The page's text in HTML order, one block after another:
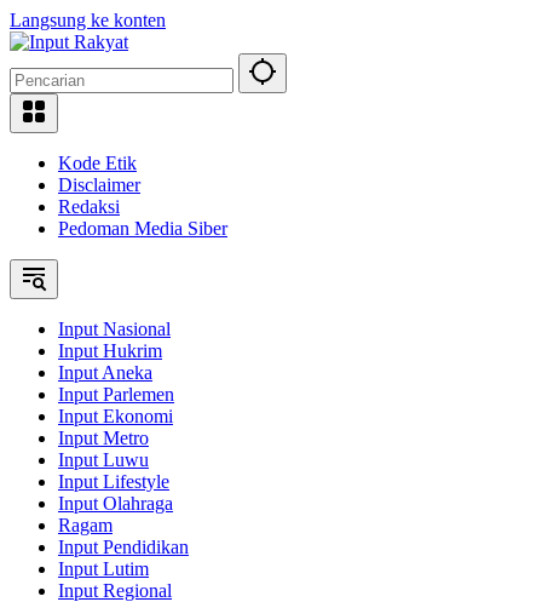
Langsung ke konten
Kode Etik
Disclaimer
Redaksi
Pedoman Media Siber
Input Nasional
Input Hukrim
Input Aneka
Input Parlemen
Input Ekonomi
Input Metro
Input Luwu
Input Lifestyle
Input Olahraga
Ragam
Input Pendidikan
Input Lutim
Input Regional